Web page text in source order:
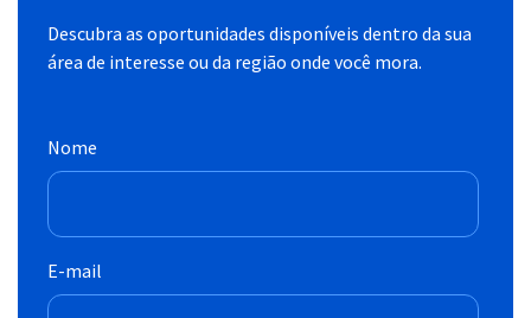
Descubra as oportunidades disponíveis dentro da sua
área de interesse ou da região onde você mora.
Nome
E-mail